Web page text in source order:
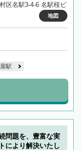
区名駅3-4-6 名駅桜ビ
地図
駅
問題を、豊富な実
により解決いたし